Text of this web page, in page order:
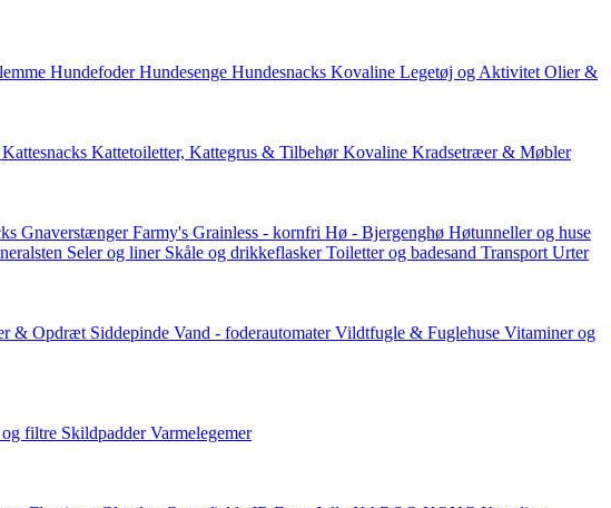
Hundefoder Hundesenge Hundesnacks Kovaline Legetøj og Aktivitet Olier &
Kattesnacks Kattetoiletter, Kattegrus & Tilbehør Kovaline Kradsetræer & Møbler
Gnaverstænger Farmy's Grainless - kornfri Hø - Bjergenghø Høtunneller og huse
Seler og liner Skåle og drikkeflasker Toiletter og badesand Transport Urter
& Opdræt Siddepinde Vand - foderautomater Vildtfugle & Fuglehuse Vitaminer og
og filtre Skildpadder Varmelegemer